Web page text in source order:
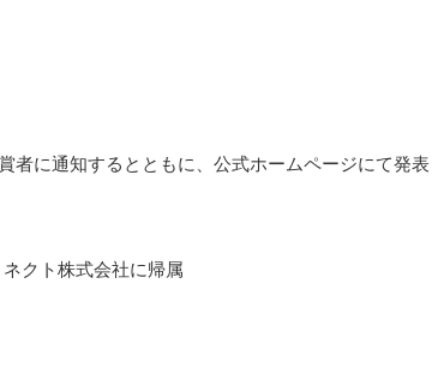
者に通知するとともに、公式ホームページにて発表
クト株式会社に帰属